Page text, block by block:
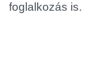
foglalkozás is.